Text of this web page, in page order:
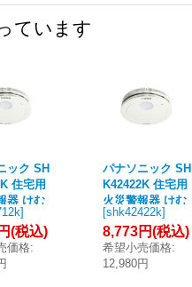
ています
ック SH
住宅用
器 けむ
型 2種
式 ワイ
動親器
警報音
]
(税込)
価格:
パナソニック SH
K42422K 住宅用
火災警報器 けむ
り当番 薄型 2種
子器 電池式 ワイ
ヤレス連動子器
あかり付 警報音
[shk42422k]
8,773円(税込)
希望小売価格:
12,980円